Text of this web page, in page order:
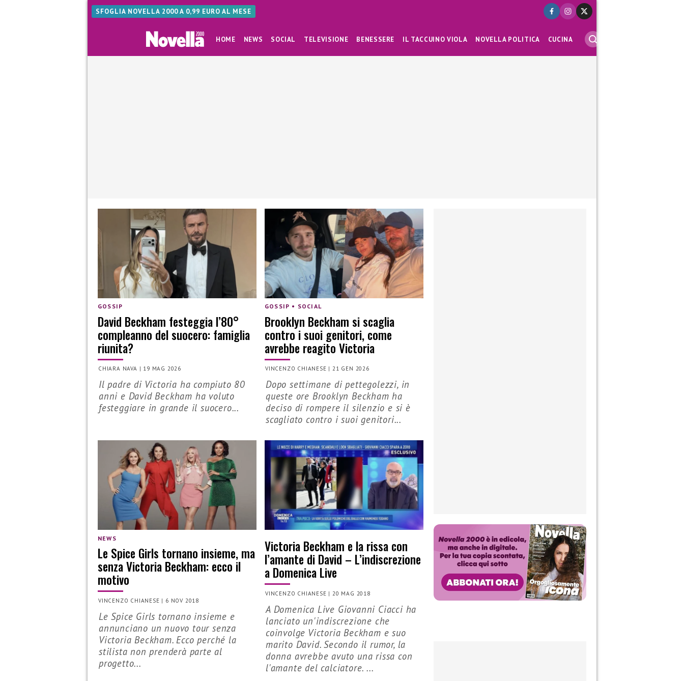
SFOGLIA NOVELLA 2000 A 0,99 EURO AL MESE
HOME NEWS SOCIAL TELEVISIONE BENESSERE IL TACCUINO VIOLA NOVELLA POLITICA CUCINA
GOSSIP
David Beckham festeggia l’80°
compleanno del suocero: famiglia
riunita?
CHIARA NAVA | 19 MAG 2026
Il padre di Victoria ha compiuto 80
anni e David Beckham ha voluto
festeggiare in grande il suocero...
GOSSIP • SOCIAL
Brooklyn Beckham si scaglia
contro i suoi genitori, come
avrebbe reagito Victoria
VINCENZO CHIANESE |21 GEN 2026
Dopo settimane di pettegolezzi, in
queste ore Brooklyn Beckham ha
deciso di rompere il silenzio e si è
scagliato contro i suoi genitori...
NEWS
Le Spice Girls tornano insieme, ma
senza Victoria Beckham: ecco il
motivo
VINCENZO CHIANESE | 6 NOV 2018
Le Spice Girls tornano insieme e
annunciano un nuovo tour senza
Victoria Beckham. Ecco perché la
stilista non prenderà parte al
progetto...
Victoria Beckham e la rissa con
l’amante di David – L’indiscrezione
a Domenica Live
VINCENZO CHIANESE |20 MAG 2018
A Domenica Live Giovanni Ciacci ha
lanciato un'indiscrezione che
coinvolge Victoria Beckham e suo
marito David. Secondo il rumor, la
donna avrebbe avuto una rissa con
l'amante del calciatore. ...